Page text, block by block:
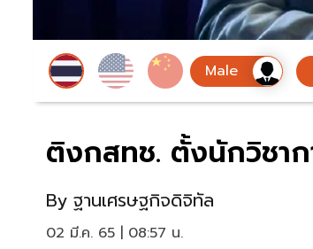
ติงกสทช. ตั้งนักวิชา
By ฐานเศรษฐกิจดิจิทัล
02 มี.ค. 65 | 08:57 น.